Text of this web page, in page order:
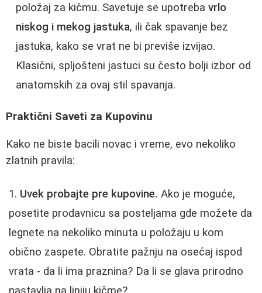
položaj za kičmu. Savetuje se upotreba vrlo
niskog i mekog jastuka, ili čak spavanje bez
jastuka, kako se vrat ne bi previše izvijao.
Klasični, spljošteni jastuci su često bolji izbor od
anatomskih za ovaj stil spavanja.
Praktični Saveti za Kupovinu
Kako ne biste bacili novac i vreme, evo nekoliko
zlatnih pravila:
Uvek probajte pre kupovine. Ako je moguće,
posetite prodavnicu sa posteljama gde možete da
legnete na nekoliko minuta u položaju u kom
obično zaspete. Obratite pažnju na osećaj ispod
vrata - da li ima praznina? Da li se glava prirodno